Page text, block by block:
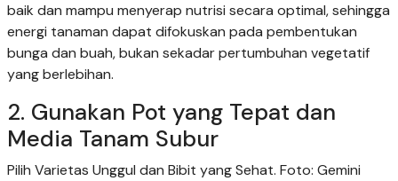
baik dan mampu menyerap nutrisi secara optimal, sehingga
energi tanaman dapat difokuskan pada pembentukan
bunga dan buah, bukan sekadar pertumbuhan vegetatif
yang berlebihan.
2. Gunakan Pot yang Tepat dan
Media Tanam Subur
Pilih Varietas Unggul dan Bibit yang Sehat. Foto: Gemini